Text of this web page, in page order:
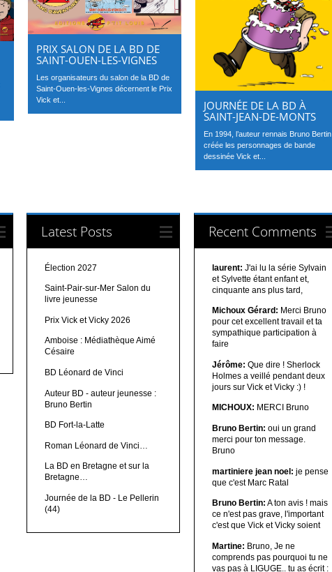
PRIX SALON DE LA BD DE
SAINT-OUEN-LES-VIGNES
Les organisateurs du salon de la BD de
Saint-Ouen-les-Vignes décernent le Prix
Vick et...
JOURNÉE DE LA BD À
SAINT-JEAN-DE-MONTS
En 1994, l’auteur rennais Bruno Bertin
créée les personnages de bande
dessinée Vick et...
Latest Posts
Élection 2027
Saint-Pair-sur-Mer Salon du
livre jeunesse
Prix Vick et Vicky 2026
Amboise : Médiathèque Aimé
Césaire
BD Léonard de Vinci
Auteur BD - auteur jeunesse :
Bruno Bertin
BD Fort-la-Latte
Roman Léonard de Vinci…
La BD en Bretagne et sur la
Bretagne…
Journée de la BD - Le Pellerin
(44)
Recent Comments
laurent: J'ai lu la série Sylvain
et Sylvette étant enfant et,
cinquante ans plus tard,
Michoux Gérard: Merci Bruno
pour cet excellent travail et ta
sympathique participation à
faire
Jérôme: Que dire ! Sherlock
Holmes a veillé pendant deux
jours sur Vick et Vicky :) !
MICHOUX: MERCI Bruno
Bruno Bertin: oui un grand
merci pour ton message.
Bruno
martiniere jean noel: je pense
que c'est Marc Ratal
Bruno Bertin: A ton avis ! mais
ce n'est pas grave, l'important
c'est que Vick et Vicky soient
Martine: Bruno, Je ne
comprends pas pourquoi tu ne
vas pas à LIGUGE.. tu as écrit :